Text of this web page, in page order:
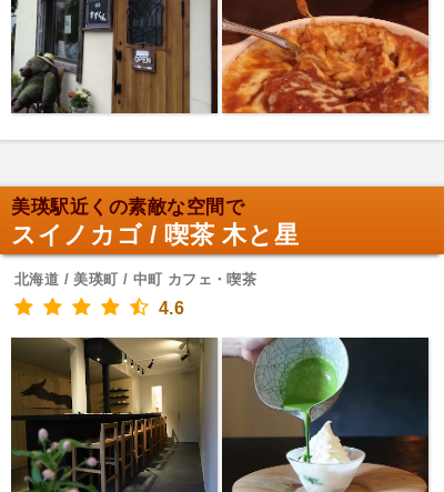
美瑛駅近くの素敵な空間で
スイノカゴ / 喫茶 木と星
北海道 / 美瑛町 / 中町 カフェ・喫茶
4.6